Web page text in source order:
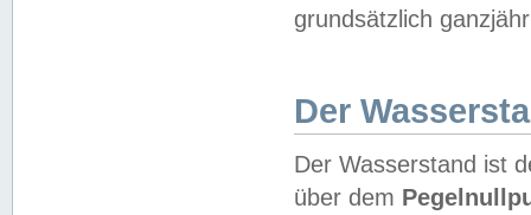
grundsätzlich
Der
Der Wasserstand ist
über dem